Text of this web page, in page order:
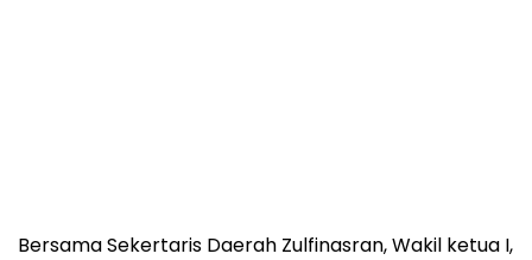
Bersama Sekertaris Daerah Zulfinasran, Wakil ketua I,